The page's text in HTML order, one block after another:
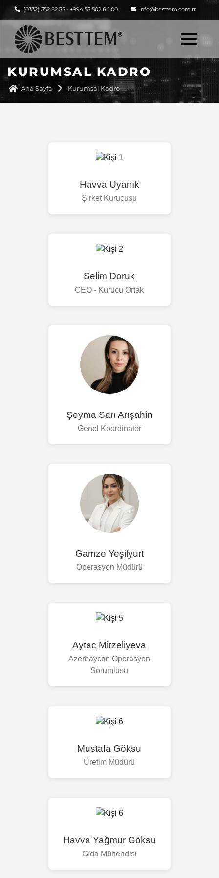
(0332) 352 82 35 - +994 55 502 64 00 info@besttem.com.tr
KURUMSAL KADRO
Ana Sayfa Kurumsal Kadro
Havva Uyanık
Şirket Kurucusu
Selim Doruk
CEO - Kurucu Ortak
Şeyma Sarı Arışahin
Genel Koordinatör
Gamze Yeşilyurt
Operasyon Müdürü
Aytac Mirzeliyeva
Azerbaycan Operasyon
Sorumlusu
Mustafa Göksu
Üretim Müdürü
Havva Yağmur Göksu
Gıda Mühendisi